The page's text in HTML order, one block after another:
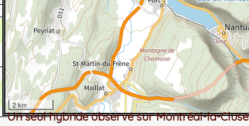
?
2 km
Un seul hybride observé sur Montréal-la-Cluse